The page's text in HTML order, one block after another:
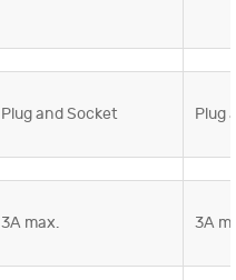
Plug and Socket Plug
3A max. 3A